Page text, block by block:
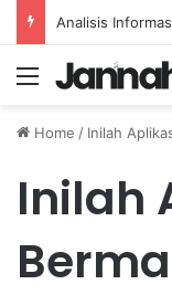
Menu
Home / Inilah
Inilah